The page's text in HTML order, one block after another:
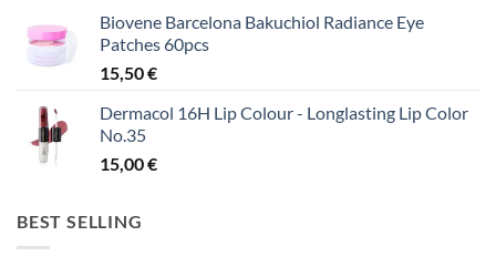
Biovene Barcelona Bakuchiol Radiance Eye
Patches 60pcs
15,50€
Dermacol 16H Lip Colour - Longlasting Lip Color
No.35
15,00€
BEST SELLING